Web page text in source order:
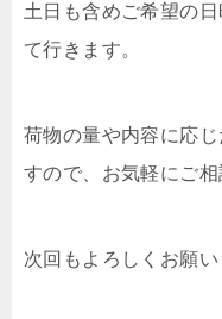
土日も含めご希望の
て行きます。
荷物の量や内容に応
すので、お気軽にご相
次回もよろしくお願い